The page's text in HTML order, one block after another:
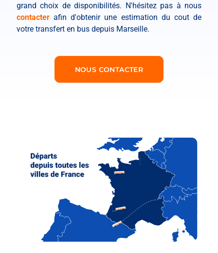
grand choix de disponibilités. N'hésitez pas à nous
contacter afin d'obtenir une estimation du cout de
votre transfert en bus depuis Marseille.
NOUS CONTACTER